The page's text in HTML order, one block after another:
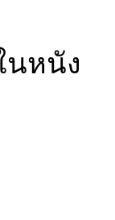
นหนัง